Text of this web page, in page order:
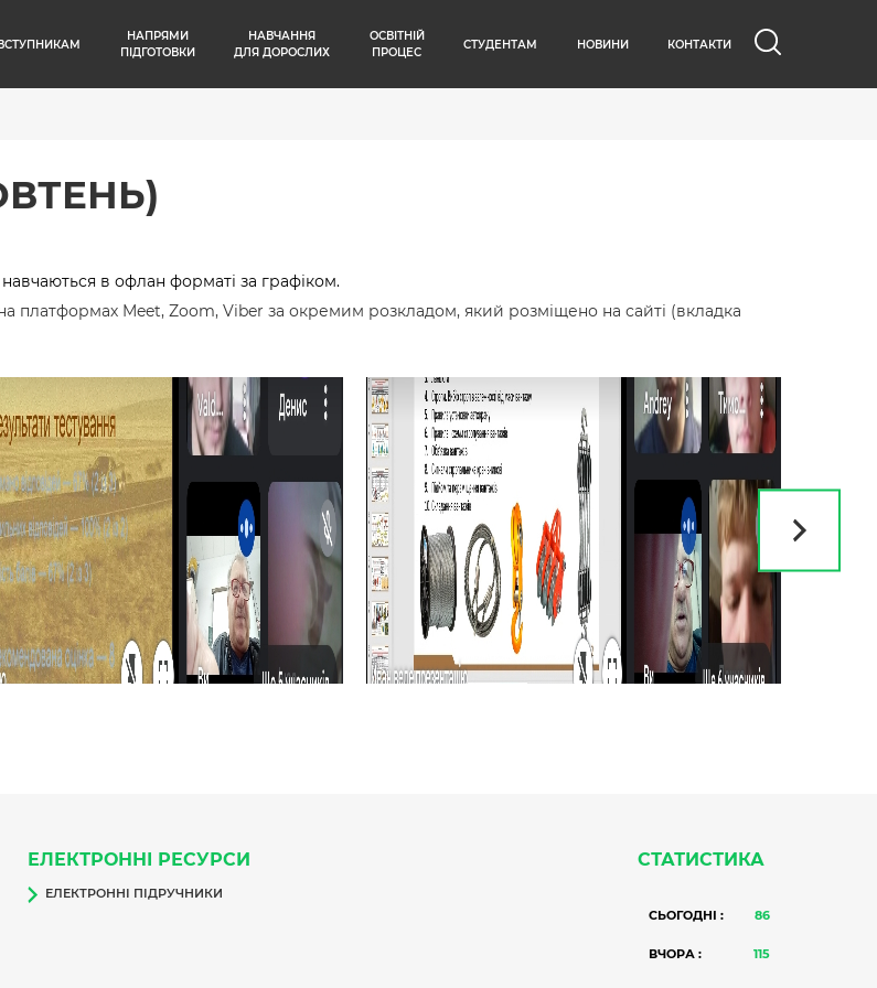
НАПРЯМИ
ПІДГОТОВКИ
НАВЧАННЯ
ДЛЯ ДОРОСЛИХ
ОСВІТНІЙ
ПРОЦЕС
СТУДЕНТАМ НОВИНИ КОНТАКТИ
в офлан форматі за графіком.
платформах Meet, Zoom, Viber за окремим розкладом, який розміщено на сайті (вкладка
ЕЛЕКТРОННІ РЕСУРСИ
ЕЛЕКТРОННІ ПІДРУЧНИКИ
СТАТИСТИКА
СЬОГОДНІ : 86
ВЧОРА : 115